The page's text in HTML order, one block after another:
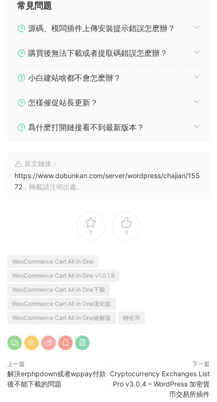
常見問題
源碼、模闆插件上傳安裝提示錯誤怎麽辦？
購買後無法下載或者提取碼錯誤怎麽辦？
小白建站啥都不會怎麽辦？
怎樣催促站長更新？
爲什麽打開鏈接看不到最新版本？
原文鏈接：
https://www.dobunkan.com/server/wordpress/chajian/155
72 ，轉載請注明出處。
0 0
WooCommerce Cart All in One
WooCommerce Cart All in One v1.0.1.8
WooCommerce Cart All in One下載
WooCommerce Cart All in One漢化版
WooCommerce Cart All in One破解版
轉化率
上一篇
解決erphpdown或者wppay付款
後不能下載的問題
下一篇
Cryptocurrency Exchanges List
Pro v3.0.4 – WordPress 加密貨
币交易所插件